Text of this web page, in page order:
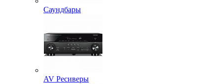
Саундбары
AV Ресиверы